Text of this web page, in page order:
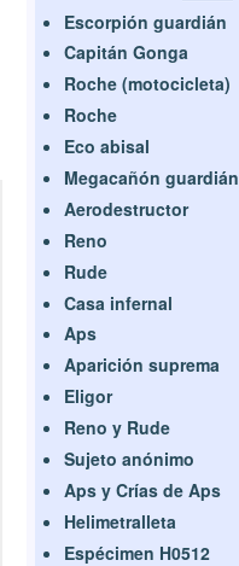
Escorpión guardián
Capitán Gonga
Roche (motocicleta)
Roche
Eco abisal
Megacañón guardián
Aerodestructor
Reno
Rude
Casa infernal
Aps
Aparición suprema
Eligor
Reno y Rude
Sujeto anónimo
Aps y Crías de Aps
Helimetralleta
Espécimen H0512